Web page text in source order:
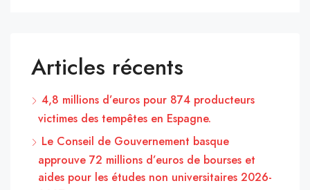
Articles récents
4,8 millions d’euros pour 874 producteurs
victimes des tempêtes en Espagne.
Le Conseil de Gouvernement basque
approuve 72 millions d’euros de bourses et
aides pour les études non universitaires 2026-